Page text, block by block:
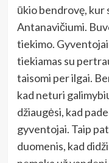
ūkio bendrovę, kur
Antanavičiumi.
tiekimo.
tiekiamas su
taisomi per ilgai.
kad neturi
džiaugėsi, kad
gyventojai. Taip
duomenis, kad